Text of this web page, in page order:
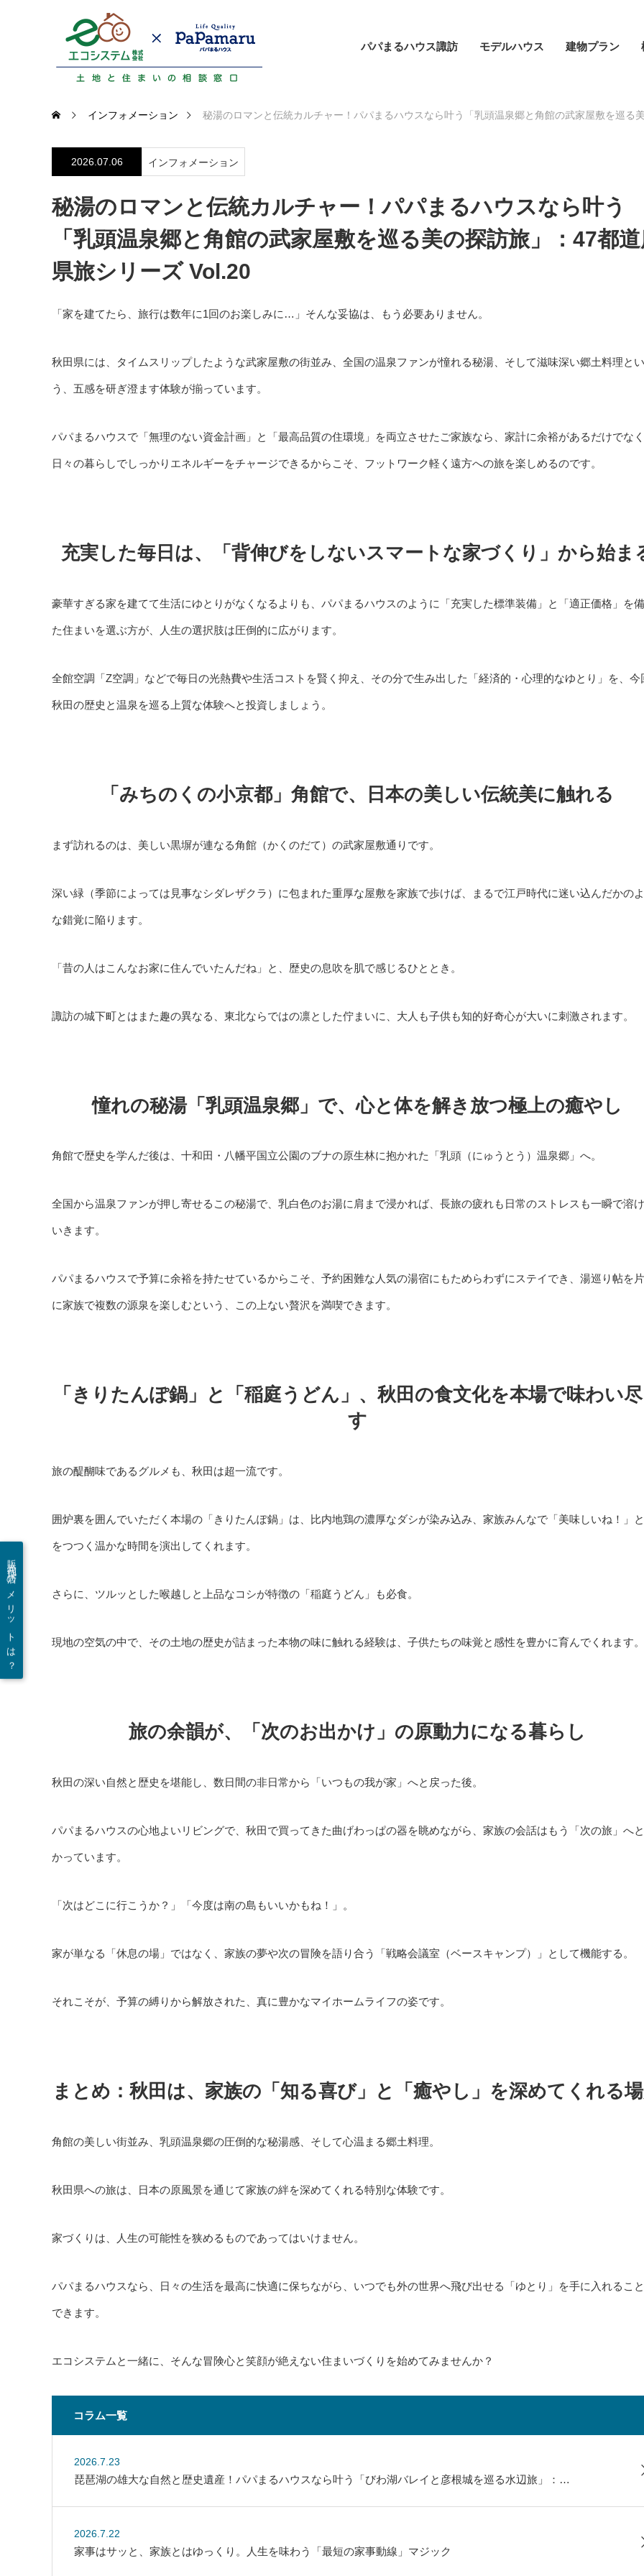
パパまるハウス諏訪 モデルハウス 建物プラン
販売代理店のメリットは？
インフォメーション 秘湯のロマンと伝統カルチャー！パパまるハウスなら叶う「乳頭温泉郷と角館の武家屋敷を巡る
2026.07.06 インフォメーション
秘湯のロマンと伝統カルチャー！パパまるハウスなら叶う
「乳頭温泉郷と角館の武家屋敷を巡る美の探訪旅」：47都
県旅シリーズ Vol.20
「家を建てたら、旅行は数年に1回のお楽しみに…」そんな妥協は、もう必要ありません。
秋田県には、タイムスリップしたような武家屋敷の街並み、全国の温泉ファンが憧れる秘湯、そして滋味深い郷土料理とい
う、五感を研ぎ澄ます体験が揃っています。
パパまるハウスで「無理のない資金計画」と「最高品質の住環境」を両立させたご家族なら、家計に余裕があるだけでな
日々の暮らしでしっかりエネルギーをチャージできるからこそ、フットワーク軽く遠方への旅を楽しめるのです。
充実した毎日は、「背伸びをしないスマートな家づくり」から始ま
豪華すぎる家を建てて生活にゆとりがなくなるよりも、パパまるハウスのように「充実した標準装備」と「適正価格」を
た住まいを選ぶ方が、人生の選択肢は圧倒的に広がります。
全館空調「Z空調」などで毎日の光熱費や生活コストを賢く抑え、その分で生み出した「経済的・心理的なゆとり」を、今
秋田の歴史と温泉を巡る上質な体験へと投資しましょう。
「みちのくの小京都」角館で、日本の美しい伝統美に触れる
まず訪れるのは、美しい黒塀が連なる角館（かくのだて）の武家屋敷通りです。
深い緑（季節によっては見事なシダレザクラ）に包まれた重厚な屋敷を家族で歩けば、まるで江戸時代に迷い込んだかの
な錯覚に陥ります。
「昔の人はこんなお家に住んでいたんだね」と、歴史の息吹を肌で感じるひととき。
諏訪の城下町とはまた趣の異なる、東北ならではの凛とした佇まいに、大人も子供も知的好奇心が大いに刺激されます。
憧れの秘湯「乳頭温泉郷」で、心と体を解き放つ極上の癒やし
角館で歴史を学んだ後は、十和田・八幡平国立公園のブナの原生林に抱かれた「乳頭（にゅうとう）温泉郷」へ。
全国から温泉ファンが押し寄せるこの秘湯で、乳白色のお湯に肩まで浸かれば、長旅の疲れも日常のストレスも一瞬で溶
いきます。
パパまるハウスで予算に余裕を持たせているからこそ、予約困難な人気の湯宿にもためらわずにステイでき、湯巡り帖を
に家族で複数の源泉を楽しむという、この上ない贅沢を満喫できます。
「きりたんぽ鍋」と「稲庭うどん」、秋田の食文化を本場で味わい
す
旅の醍醐味であるグルメも、秋田は超一流です。
囲炉裏を囲んでいただく本場の「きりたんぽ鍋」は、比内地鶏の濃厚なダシが染み込み、家族みんなで「美味しいね！」
をつつく温かな時間を演出してくれます。
さらに、ツルッとした喉越しと上品なコシが特徴の「稲庭うどん」も必食。
現地の空気の中で、その土地の歴史が詰まった本物の味に触れる経験は、子供たちの味覚と感性を豊かに育んでくれます。
旅の余韻が、「次のお出かけ」の原動力になる暮らし
秋田の深い自然と歴史を堪能し、数日間の非日常から「いつもの我が家」へと戻った後。
パパまるハウスの心地よいリビングで、秋田で買ってきた曲げわっぱの器を眺めながら、家族の会話はもう「次の旅」へ
かっています。
「次はどこに行こうか？」「今度は南の島もいいかもね！」。
家が単なる「休息の場」ではなく、家族の夢や次の冒険を語り合う「戦略会議室（ベースキャンプ）」として機能する。
それこそが、予算の縛りから解放された、真に豊かなマイホームライフの姿です。
まとめ：秋田は、家族の「知る喜び」と「癒やし」を深めてくれる
角館の美しい街並み、乳頭温泉郷の圧倒的な秘湯感、そして心温まる郷土料理。
秋田県への旅は、日本の原風景を通じて家族の絆を深めてくれる特別な体験です。
家づくりは、人生の可能性を狭めるものであってはいけません。
パパまるハウスなら、日々の生活を最高に快適に保ちながら、いつでも外の世界へ飛び出せる「ゆとり」を手に入れるこ
できます。
エコシステムと一緒に、そんな冒険心と笑顔が絶えない住まいづくりを始めてみませんか？
コラム一覧
2026.7.23
琵琶湖の雄大な自然と歴史遺産！パパまるハウスなら叶う「びわ湖バレイと彦根城を巡る水辺旅」：…
2026.7.22
家事はサッと、家族とはゆっくり。人生を味わう「最短の家事動線」マジック